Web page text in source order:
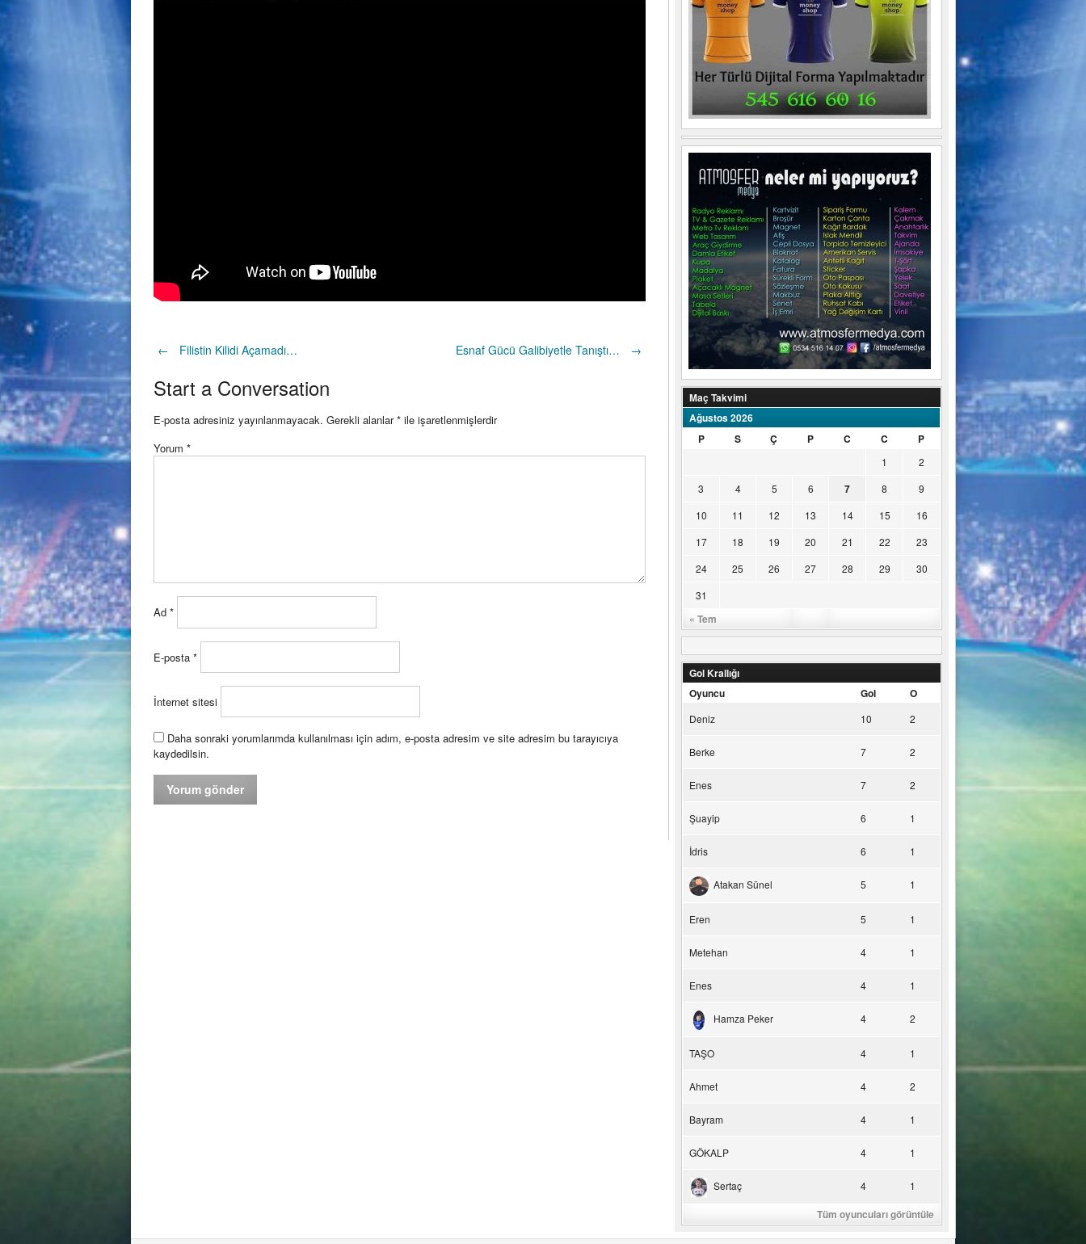
Post
navigation
← Filistin Kilidi Açamadı… Esnaf Gücü Galibiyetle Tanıştı… →
Start a Conversation
E-posta adresiniz yayınlanmayacak. Gerekli alanlar* ile işaretlenmişlerdir
Yorum *
Ad *
E-posta *
İnternet sitesi
Daha sonraki yorumlarımda kullanılması için adım, e-posta adresim ve site adresim bu tarayıcıya
kaydedilsin.
Maç Takvimi
Ağustos 2026
P
S Ç P C C P
« Tem
1
2
3
4 5 6 7 8
9
10
11 12 13 14 15
16
17
18 19 20 21 22
23
24
25 26 27 28 29
30
31
Gol Krallığı
Oyuncu
Gol O
Deniz 10 2
Berke 7 2
Enes 7 2
Şuayip 6 1
İdris 6 1
Atakan Sünel 5 1
Eren 5 1
Metehan 4 1
Enes 4 1
Hamza Peker 4 2
TAŞO 4 1
Ahmet 4 2
Bayram 4 1
GÖKALP 4 1
Sertaç 4 1
Tüm oyuncuları görüntüle